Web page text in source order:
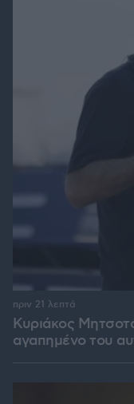
Κυριάκος
αγαπημένο του
πριν 21 λεπτά